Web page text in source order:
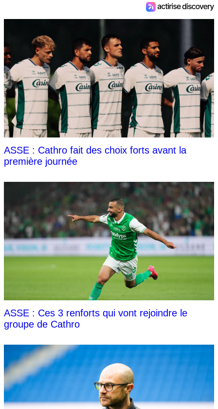
ASSE : Cathro fait des choix forts avant la
première journée
ASSE : Ces 3 renforts qui vont rejoindre le
groupe de Cathro